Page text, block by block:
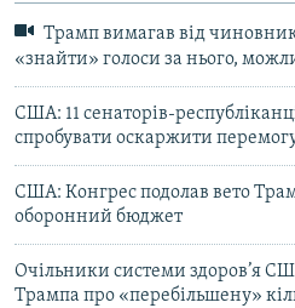
Трамп вимагав від
«знайти» голоси за нього,
США: 11 сенаторів-
спробувати оскаржити
США: Конгрес подолав вето
оборонний бюджет
Очільники системи здоров’я
Трампа про «перебільшену»